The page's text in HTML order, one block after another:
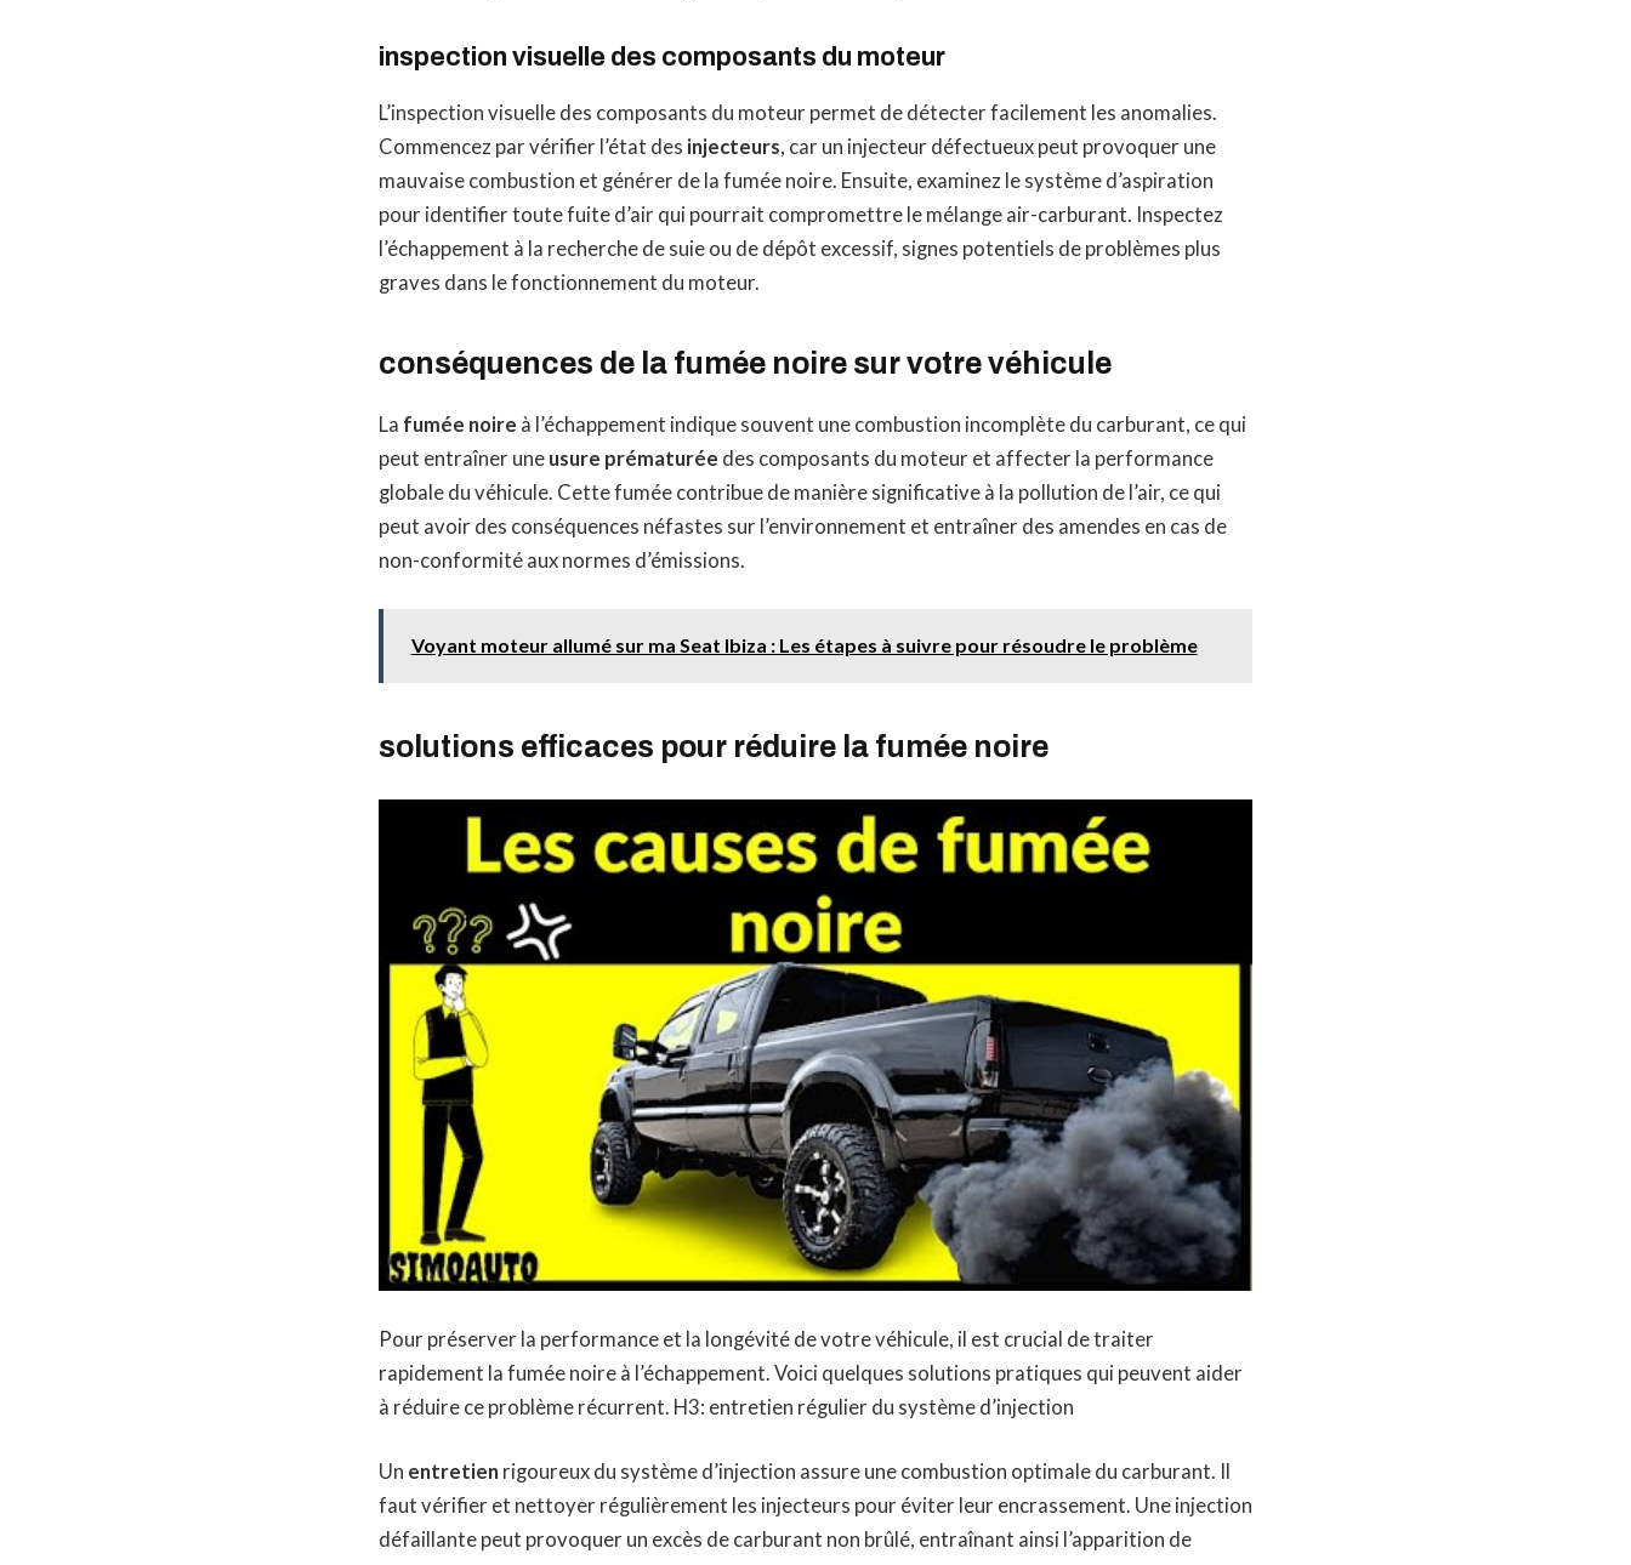
inspection visuelle des composants du moteur
L’inspection visuelle des composants du moteur permet de détecter facilement les anomalies.
Commencez par vérifier l’état des injecteurs, car un injecteur défectueux peut provoquer une
mauvaise combustion et générer de la fumée noire. Ensuite, examinez le système d’aspiration
pour identifier toute fuite d’air qui pourrait compromettre le mélange air-carburant. Inspectez
l’échappement à la recherche de suie ou de dépôt excessif, signes potentiels de problèmes plus
graves dans le fonctionnement du moteur.
conséquences de la fumée noire sur votre véhicule
La fumée noire à l’échappement indique souvent une combustion incomplète du carburant, ce qui
peut entraîner une usure prématurée des composants du moteur et affecter la performance
globale du véhicule. Cette fumée contribue de manière significative à la pollution de l’air, ce qui
peut avoir des conséquences néfastes sur l’environnement et entraîner des amendes en cas de
non-conformité aux normes d’émissions.
Voyant moteur allumé sur ma Seat Ibiza : Les étapes à suivre pour résoudre le problème
solutions efficaces pour réduire la fumée noire
Pour préserver la performance et la longévité de votre véhicule, il est crucial de traiter
rapidement la fumée noire à l’échappement. Voici quelques solutions pratiques qui peuvent aider
à réduire ce problème récurrent. H3: entretien régulier du système d’injection
Un entretien rigoureux du système d’injection assure une combustion optimale du carburant. Il
faut vérifier et nettoyer régulièrement les injecteurs pour éviter leur encrassement. Une injection
défaillante peut provoquer un excès de carburant non brûlé, entraînant ainsi l’apparition de